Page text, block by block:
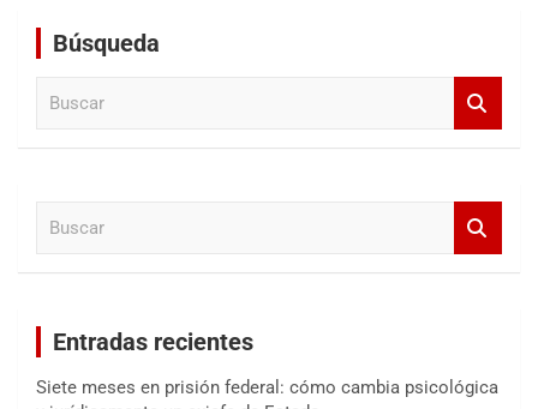
Búsqueda
Entradas recientes
Siete meses en prisión federal: cómo cambia psicológica